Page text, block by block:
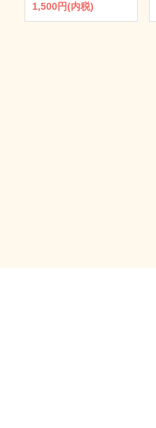
1,500円(内税)